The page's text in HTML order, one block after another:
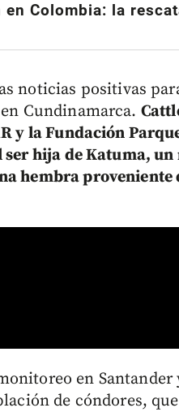
Colombia: la
noticias positivas
Cundinamarca.
y la Fundación
hija de Katuma, un
hembra proveniente
en Santander
de cóndores,